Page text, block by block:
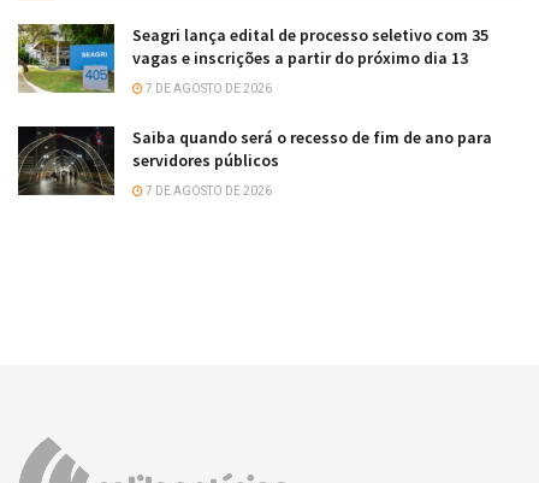
Seagri lança edital de processo seletivo com 35
vagas e inscrições a partir do próximo dia 13
7 DE AGOSTO DE 2026
Saiba quando será o recesso de fim de ano para
servidores públicos
7 DE AGOSTO DE 2026